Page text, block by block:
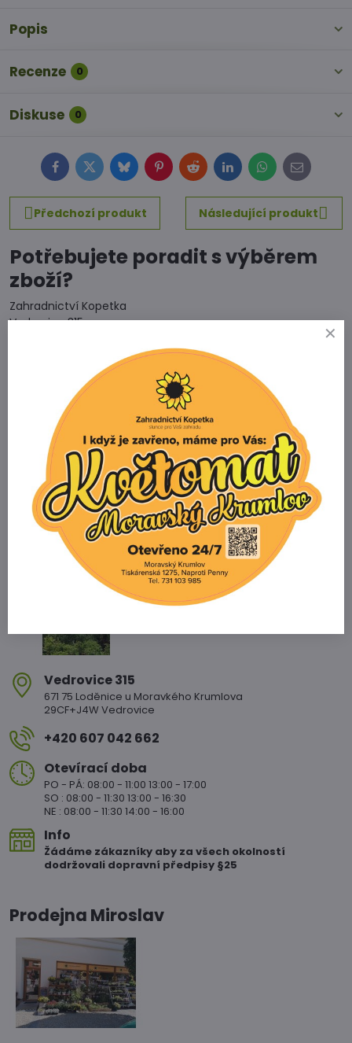
Popis
Recenze 0
Diskuse 0
FacebookTwitterBlueskyPinterestRedditLinkedInWhatsApp
E-
mail
Předchozí produkt
Následující produkt
Potřebujete poradit s výběrem
zboží?
Zahradnictví Kopetka
Vedrovice 315
Telefon
+420 731 103 985
Prodejna
+420 607 042 662
Email
info@zahradnictvikopetka.cz
Zahradnictví Vedrovice
Vedrovice 315
671 75 Loděnice u Moravkého Krumlova
29CF+J4W Vedrovice
+420 607 042 662
Otevírací doba
PO - PÁ: 08:00 - 11:00 13:00 - 17:00
SO : 08:00 - 11:30 13:00 - 16:30
NE : 08:00 - 11:30 14:00 - 16:00
Info
Žádáme zákazníky aby za všech okolností
dodržovali dopravní předpisy §25
Prodejna Miroslav